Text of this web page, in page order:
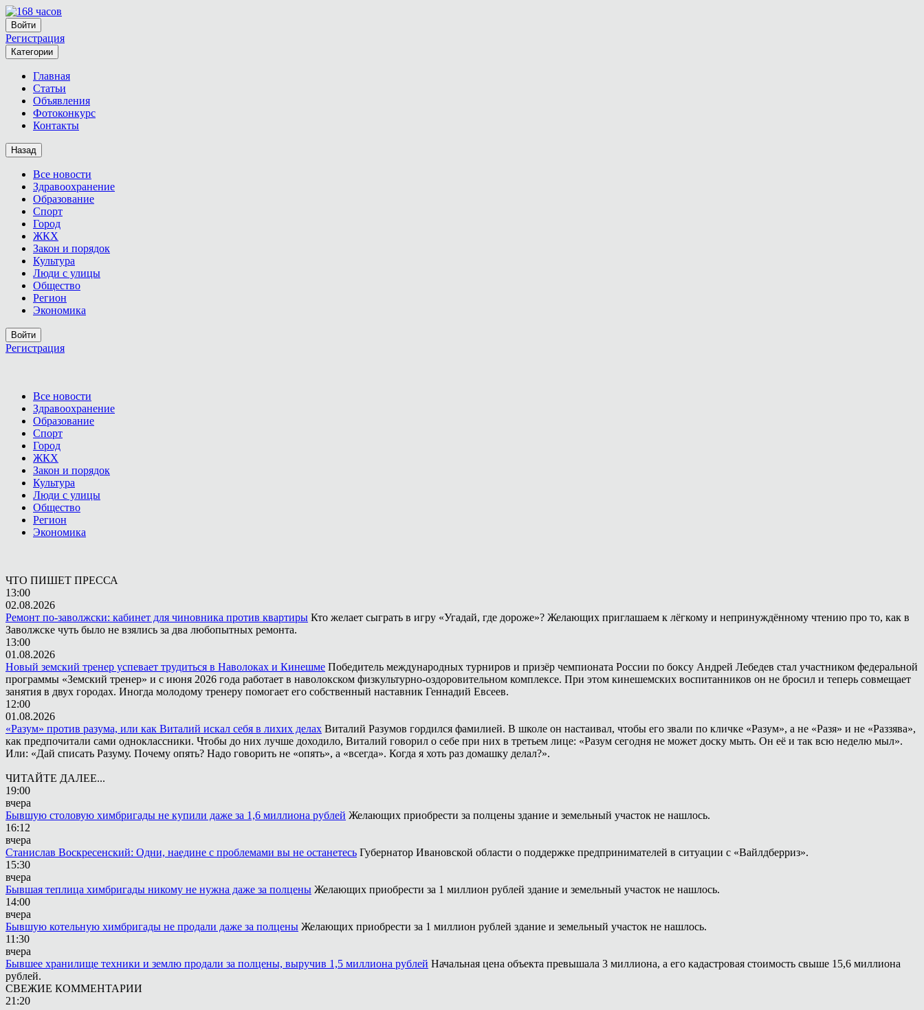
Войти
Регистрация
Категории
Главная
Статьи
Объявления
Фотоконкурс
Контакты
Назад
Все новости
Здравоохранение
Образование
Спорт
Город
ЖКХ
Закон и порядок
Культура
Люди с улицы
Общество
Регион
Экономика
Войти
Регистрация
Все новости
Здравоохранение
Образование
Спорт
Город
ЖКХ
Закон и порядок
Культура
Люди с улицы
Общество
Регион
Экономика
ЧТО ПИШЕТ ПРЕССА
13:00
02.08.2026
Ремонт по-заволжски: кабинет для чиновника против квартиры Кто желает сыграть в игру «Угадай, где дороже»? Желающих приглашаем к лёгкому и непринуждённому чтению про то, как в
Заволжске чуть было не взялись за два любопытных ремонта.
13:00
01.08.2026
Новый земский тренер успевает трудиться в Наволоках и Кинешме Победитель международных турниров и призёр чемпионата России по боксу Андрей Лебедев стал участником федеральной
программы «Земский тренер» и с июня 2026 года работает в наволокском физкультурно-оздоровительном комплексе. При этом кинешемских воспитанников он не бросил и теперь совмещает
занятия в двух городах. Иногда молодому тренеру помогает его собственный наставник Геннадий Евсеев.
12:00
01.08.2026
«Разум» против разума, или как Виталий искал себя в лихих делах Виталий Разумов гордился фамилией. В школе он настаивал, чтобы его звали по кличке «Разум», а не «Разя» и не «Раззява»,
как предпочитали сами одноклассники. Чтобы до них лучше доходило, Виталий говорил о себе при них в третьем лице: «Разум сегодня не может доску мыть. Он её и так всю неделю мыл».
Или: «Дай списать Разуму. Почему опять? Надо говорить не «опять», а «всегда». Когда я хоть раз домашку делал?».
ЧИТАЙТЕ ДАЛЕЕ...
19:00
вчера
Бывшую столовую химбригады не купили даже за 1,6 миллиона рублей Желающих приобрести за полцены здание и земельный участок не нашлось.
16:12
вчера
Станислав Воскресенский: Одни, наедине с проблемами вы не останетесь Губернатор Ивановской области о поддержке предпринимателей в ситуации с «Вайлдберриз».
15:30
вчера
Бывшая теплица химбригады никому не нужна даже за полцены Желающих приобрести за 1 миллион рублей здание и земельный участок не нашлось.
14:00
вчера
Бывшую котельную химбригады не продали даже за полцены Желающих приобрести за 1 миллион рублей здание и земельный участок не нашлось.
11:30
вчера
Бывшее хранилище техники и землю продали за полцены, выручив 1,5 миллиона рублей Начальная цена объекта превышала 3 миллиона, а его кадастровая стоимость свыше 15,6 миллиона
рублей.
СВЕЖИЕ КОММЕНТАРИИ
21:20